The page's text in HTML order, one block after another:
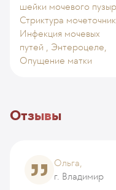
шейки мочевого
Стриктура
Инфекция мочевых
путей , Энтероцеле,
Опущение матки
Отзывы
Ольга,
г. Владимир